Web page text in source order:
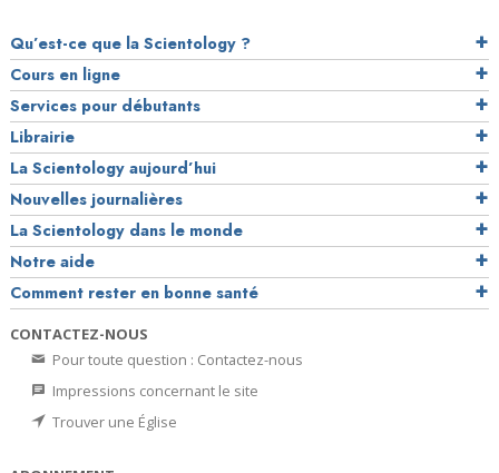
Qu’est-ce que la Scientology ?
Cours en ligne
Services pour débutants
Librairie
La Scientology aujourd’hui
Nouvelles journalières
La Scientology dans le monde
Notre aide
Comment rester en bonne santé
CONTACTEZ-NOUS
Pour toute question : Contactez-nous
Impressions concernant le site
Trouver une Église